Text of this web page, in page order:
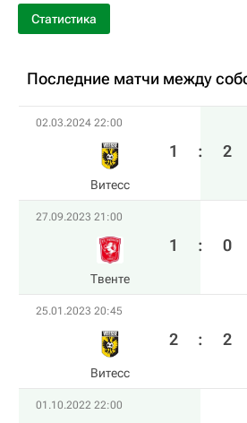
Статистика
Последние матчи между
02.03.2024 22:00
Витесс
1 : 2
27.09.2023 21:00
Твенте
1 : 0
25.01.2023 20:45
Витесс
2 : 2
01.10.2022 22:00